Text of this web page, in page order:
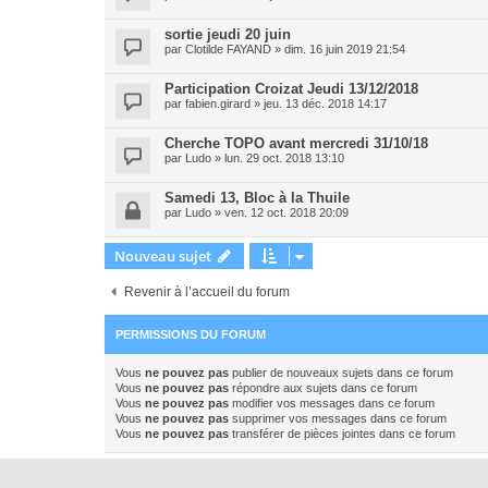
sortie jeudi 20 juin
par Clotilde FAYAND » dim. 16 juin 2019 21:54
Participation Croizat Jeudi 13/12/2018
par fabien.girard » jeu. 13 déc. 2018 14:17
Cherche TOPO avant mercredi 31/10/18
par Ludo » lun. 29 oct. 2018 13:10
Samedi 13, Bloc à la Thuile
par Ludo » ven. 12 oct. 2018 20:09
Nouveau sujet
Revenir à l’accueil du forum
PERMISSIONS DU FORUM
Vous ne pouvez pas publier de nouveaux sujets dans ce forum
Vous ne pouvez pas répondre aux sujets dans ce forum
Vous ne pouvez pas modifier vos messages dans ce forum
Vous ne pouvez pas supprimer vos messages dans ce forum
Vous ne pouvez pas transférer de pièces jointes dans ce forum